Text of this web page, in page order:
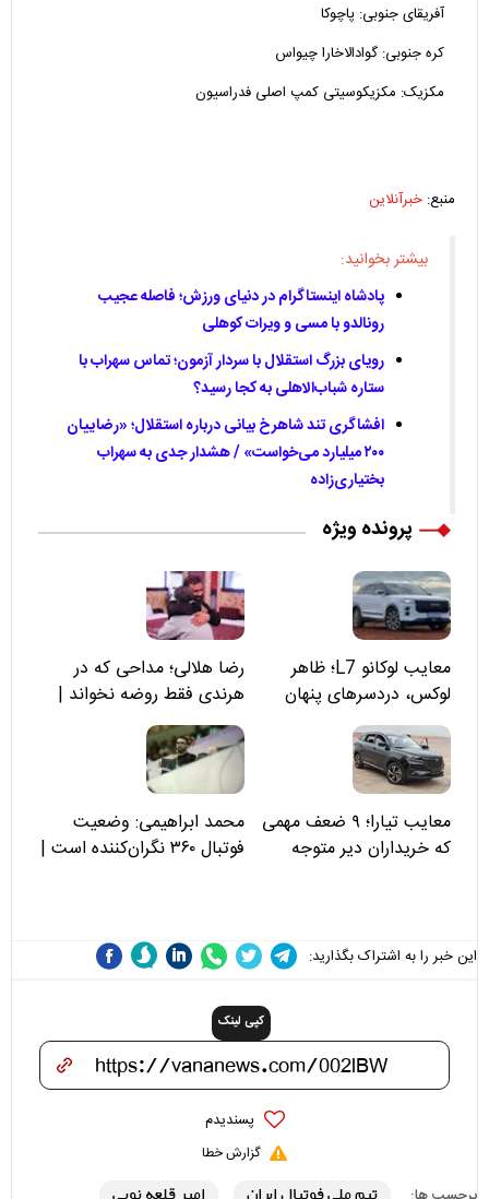
آفریقای جنوبی: پاچوکا
کره جنوبی: گوادالاخارا چیواس
مکزیک: مکزیکوسیتی کمپ اصلی فدراسیون
منبع: خبرآنلاین
بیشتر بخوانید:
پادشاه اینستاگرام در دنیای ورزش؛ فاصله عجیب
رونالدو با مسی و ویرات کوهلی
رویای بزرگ استقلال با سردار آزمون؛ تماس سهراب با
ستاره شباب‌الاهلی به کجا رسید؟
افشاگری تند شاهرخ بیانی درباره استقلال؛ «رضاییان
۲۰۰ میلیارد می‌خواست» / هشدار جدی به سهراب
بختیاری‌زاده
پرونده ویژه
معایب لوکانو L7؛ ظاهر
لوکس، دردسرهای پنهان
رضا هلالی؛ مداحی که در
هرندی فقط روضه نخواند |
مسئولان «تکیه‌گاه آقا مرتضی
علی(ع)» را جدی‌تر ببینند
معایب تیارا؛ ۹ ضعف مهمی
که خریداران دیر متوجه
محمد ابراهیمی: وضعیت
فوتبال ۳۶۰ نگران‌کننده است |
این خبر را به اشتراک بگذارید:
کپی لینک
پسندیدم
گزارش خطا
تیم ملی فوتبال ایران امیر قلعه نویی